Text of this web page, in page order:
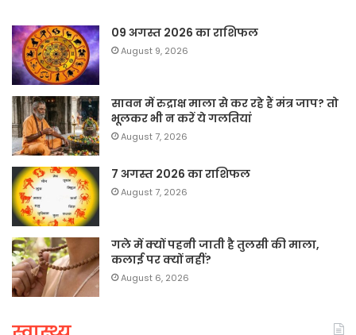
09 अगस्त 2026 का राशिफल
August 9, 2026
सावन में रुद्राक्ष माला से कर रहे हैं मंत्र जाप? तो
भूलकर भी न करें ये गलतियां
August 7, 2026
7 अगस्त 2026 का राशिफल
August 7, 2026
गले में क्यों पहनी जाती है तुलसी की माला,
कलाई पर क्यों नहीं?
August 6, 2026